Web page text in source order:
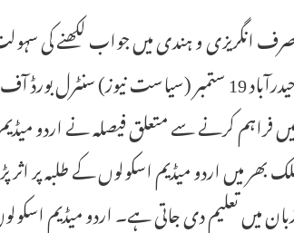
انگریزی و ہندی میں جواب لکھنے کی
فراہم کرنے سے متعلق فیصلہ نے اردو
بھر میں اردو میڈیم اسکولوں کے طلبہ پر اثر
میں تعلیم دی جاتی ہے۔ اردو میڈیم